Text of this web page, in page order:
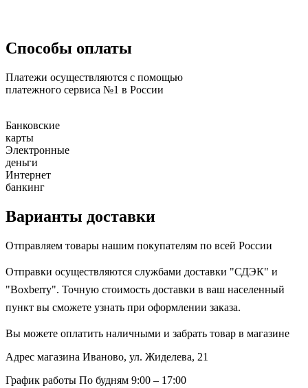
Способы оплаты
Платежи осуществляются с помощью
платежного сервиса №1 в России
Банковские
карты
Электронные
деньги
Интернет
банкинг
Варианты доставки
Отправляем товары нашим покупателям по всей России
Отправки осуществляются службами доставки "СДЭК" и
"Boxberry". Точную стоимость доставки в ваш населенный
пункт вы сможете узнать при оформлении заказа.
Вы можете оплатить наличными и забрать товар в магазине
Адрес магазина Иваново, ул. Жиделева, 21
График работы По будням 9:00 – 17:00